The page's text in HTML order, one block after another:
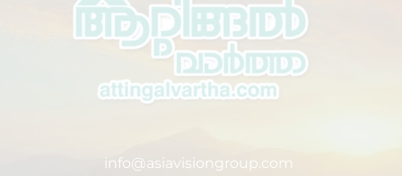
info@asiavisiongroup.com